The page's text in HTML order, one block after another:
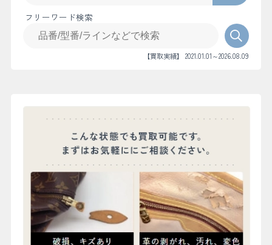
フリーワード検索
【買取実績】 2021.01.01～2026.08.09